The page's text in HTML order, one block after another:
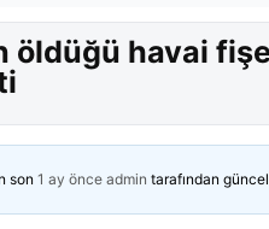
öldüğü havai
son 1 ay önce admin tarafından